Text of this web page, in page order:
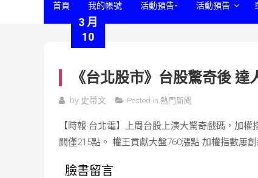
首頁 我的帳號 活動預告- 活動預告
3 月
10
《台北股市》台股驚奇後
by 史蒂文 Posted in 熱門新聞
【時報-台北電】上周台股上演大驚奇戲碼，加
關僅215點。 權王貢獻大盤760漲點 加權指數屢
臉書留言